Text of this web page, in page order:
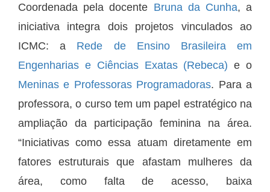
Coordenada pela docente Bruna da Cunha, a
iniciativa integra dois projetos vinculados ao
ICMC: a Rede de Ensino Brasileira em
Engenharias e Ciências Exatas (Rebeca) e o
Meninas e Professoras Programadoras. Para a
professora, o curso tem um papel estratégico na
ampliação da participação feminina na área.
“Iniciativas como essa atuam diretamente em
fatores estruturais que afastam mulheres da
área, como falta de acesso, baixa